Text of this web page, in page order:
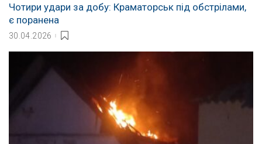
Чотири удари за добу: Краматорськ під обстрілами,
є поранена
30.04.2026